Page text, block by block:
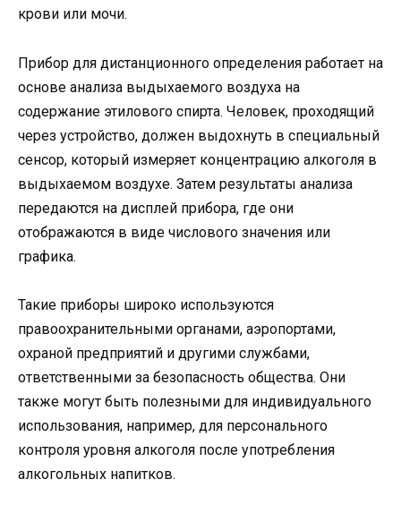
крови или мочи.
Прибор для дистанционного определения работает на
основе анализа выдыхаемого воздуха на
содержание этилового спирта. Человек, проходящий
через устройство, должен выдохнуть в специальный
сенсор, который измеряет концентрацию алкоголя в
выдыхаемом воздухе. Затем результаты анализа
передаются на дисплей прибора, где они
отображаются в виде числового значения или
графика.
Такие приборы широко используются
правоохранительными органами, аэропортами,
охраной предприятий и другими службами,
ответственными за безопасность общества. Они
также могут быть полезными для индивидуального
использования, например, для персонального
контроля уровня алкоголя после употребления
алкогольных напитков.